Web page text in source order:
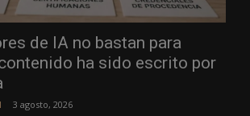
de IA no bastan para
ha sido escrito por
3 agosto, 2026